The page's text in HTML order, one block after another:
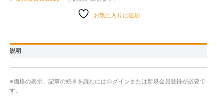
お気に入りに追加
説明
※価格の表示、記事の続きを読むにはログインまたは新規会員登録が必要で
す。